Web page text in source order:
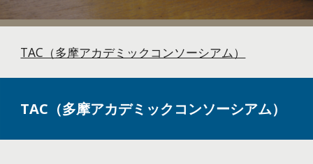
TAC（多摩アカデミックコンソーシアム）
TAC（多摩アカデミックコンソーシアム）